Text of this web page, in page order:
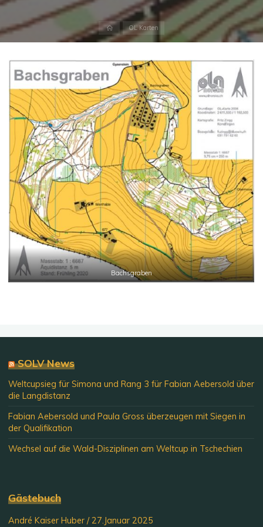
StartOL Karten
Bachsgraben
SOLV News
Weltcupsieg für Simona und Rang 3 für Fabian Aebersold über
die Langdistanz
Fabian Aebersold und Paula Gross überzeugen mit Siegen in
der Qualifikation
Wechsel auf die Wald-Disziplinen am Weltcup in Tschechien
Gästebuch
André Kaiser Huber / 27.Januar 2025